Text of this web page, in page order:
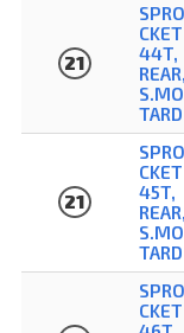
21
SPRO
CKET
44T,
REAR,
S.MO
TARD
21
SPRO
CKET
45T,
REAR,
S.MO
TARD
SPRO
CKET